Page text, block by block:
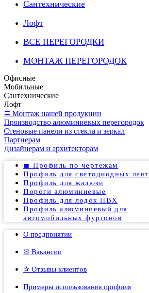
Сантехнические
Лофт
ВСЕ ПЕРЕГОРОДКИ
МОНТАЖ ПЕРЕГОРОДОК
Офисные
Мобильные
Сантехнические
Лофт
≣ Монтаж нашей продукции
Производство алюминиевых перегородок
Стеновые панели из стекла и зеркал
Партнерам
Дизайнерам и архитекторам
≣ Профиль по чертежам
Профиль для светодиодных лент
Профиль для жалюзи
Пороги алюминиевые
Профиль для лодок ПВХ
Профиль алюминиевый для
автомобильных фургонов
О предприятии
✉ Вакансии
✰ Отзывы клиентов
Примеры использования профиля